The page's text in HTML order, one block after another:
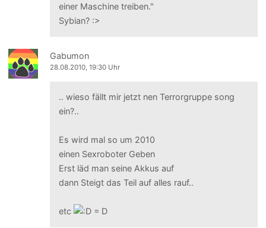
einer Maschine treiben."
Sybian? :>
Gabumon
28.08.2010, 19:30 Uhr
.. wieso fällt mir jetzt nen Terrorgruppe song
ein?..
Es wird mal so um 2010
einen Sexroboter Geben
Erst läd man seine Akkus auf
dann Steigt das Teil auf alles rauf..
etc